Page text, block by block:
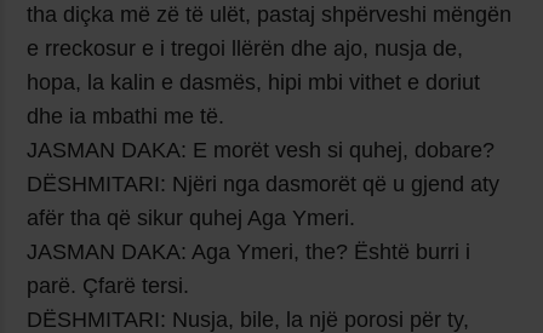
tha diçka më zë të ulët, pastaj shpërveshi mëngën
e rreckosur e i tregoi llërën dhe ajo, nusja de,
hopa, la kalin e dasmës, hipi mbi vithet e doriut
dhe ia mbathi me të.
JASMAN DAKA: E morët vesh si quhej, dobare?
DËSHMITARI: Njëri nga dasmorët që u gjend aty
afër tha që sikur quhej Aga Ymeri.
JASMAN DAKA: Aga Ymeri, the? Është burri i
parë. Çfarë tersi.
DËSHMITARI: Nusja, bile, la një porosi për ty,